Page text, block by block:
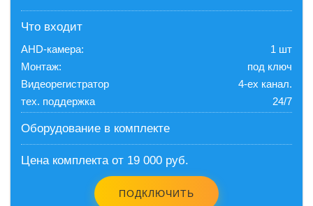
Что входит
AHD-камера:
1 шт
Монтаж:
под ключ
Видеорегистратор
4-ех канал.
тех. поддержка
24/7
Оборудование в комплекте
Цена комплекта от 19 000 руб.
ПОДКЛЮЧИТЬ